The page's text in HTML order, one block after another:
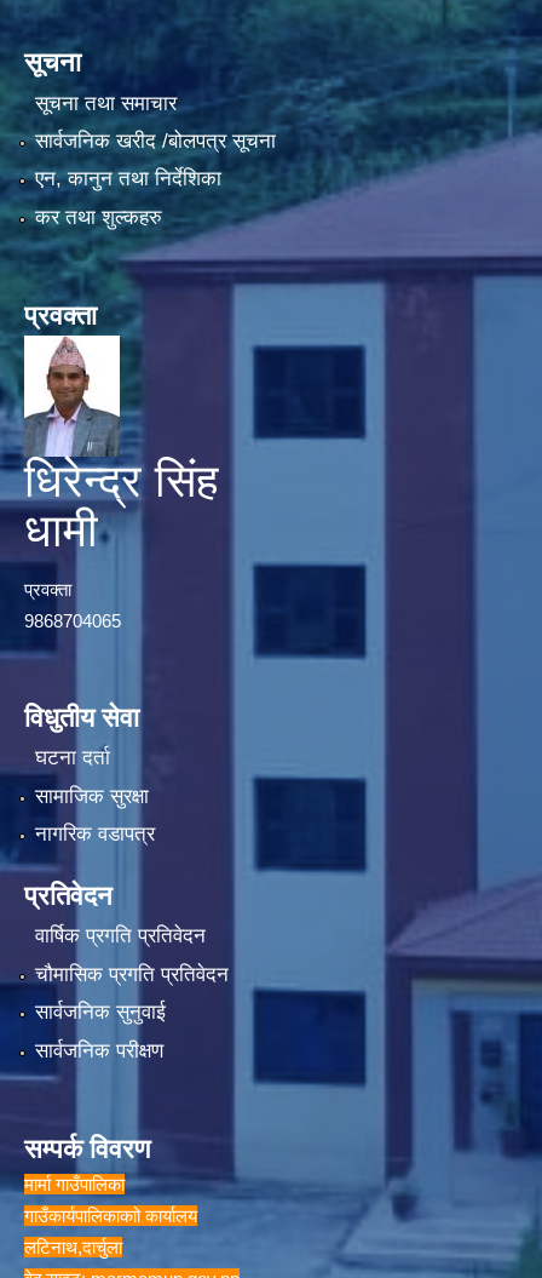
सूचना
सूचना तथा समाचार
सार्वजनिक खरीद /बोलपत्र सूचना
एन, कानुन तथा निर्देशिका
कर तथा शुल्कहरु
प्रवक्ता
धिरेन्द्र सिंह
धामी
प्रवक्ता
9868704065
विधुतीय सेवा
घटना दर्ता
सामाजिक सुरक्षा
नागरिक वडापत्र
प्रतिवेदन
वार्षिक प्रगति प्रतिवेदन
चौमासिक प्रगति प्रतिवेदन
सार्वजनिक सुनुवाई
सार्वजनिक परीक्षण
सम्पर्क विवरण
मार्मा गाउँपालिका
गाउँकार्यपालिकाकाो कार्यालय
लटिनाथ,दार्चुला